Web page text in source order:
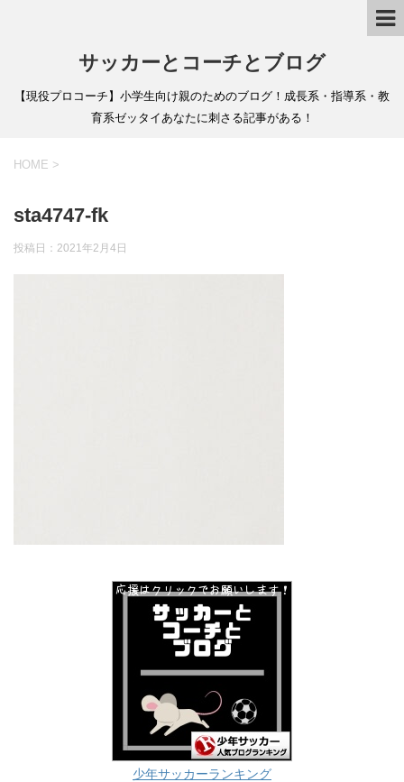
サッカーとコーチとブログ
【現役プロコーチ】小学生向け親のためのブログ！成長系・指導系・教
育系ゼッタイあなたに刺さる記事がある！
HOME >
sta4747-fk
投稿日： 2021年2月4日
少年サッカーランキング